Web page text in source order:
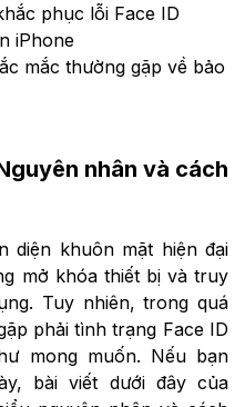
phục lỗi Face ID
iPhone
mắc thường gặp về bảo
nhân và cách
diện khuôn mặt hiện đại
mở khóa thiết bị và truy
Tuy nhiên, trong quá
phải tình trạng Face ID
mong muốn. Nếu bạn
bài viết dưới đây của